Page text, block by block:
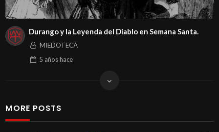
Durango y la Leyenda del Diablo en Semana Santa.
MIEDOTECA
5 añoshace
MORE POSTS